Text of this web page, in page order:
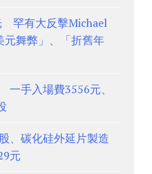
罕有大反擊Michael
舞弊」、「折舊年
手入場費3556元、
、碳化硅外延片製造
元